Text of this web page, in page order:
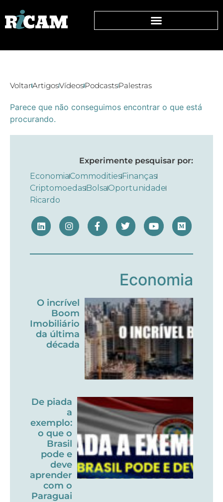
VoltarArtigosVídeosPodcastsPalestras
Parece que não conseguimos encontrar o que está
procurando.
Experimente pesquisar por:
EconomiaCommodities Finanças
Criptomoedas BolsaOportunidade
Ricardo
Economia
O incrível
Boom
Imobiliário
da última
década
De piada
a
exemplo:
o que o
Brasil
pode e
deve
aprender
com o
Paraguai